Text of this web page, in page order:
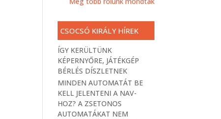
CSOCSÓ KIRÁLY HÍREK
ÍGY KERÜLTÜNK
KÉPERNYŐRE, JÁTÉKGÉP
BÉRLÉS DÍSZLETNEK
MINDEN AUTOMATÁT BE
KELL JELENTENI A NAV-
HOZ? A ZSETONOS
AUTOMATÁKAT NEM